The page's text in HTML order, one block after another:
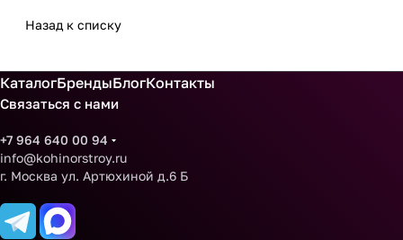
Назад к списку
КаталогБрендыБлогКонтакты
Связаться с нами
+7 964 640 00 94
info@kohinorstroy.ru
г. Москва ул. Артюхиной д.6 Б